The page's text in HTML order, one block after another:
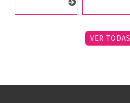
VER TODAS